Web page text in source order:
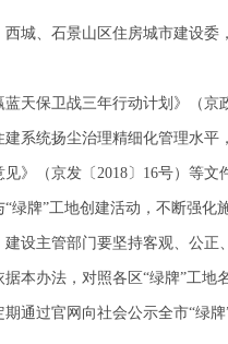
城、石景山区住房城市建设
保卫战三年行动计划》（京政
系统扬尘治理精细化管理水
》（京发〔2018〕16号）等
牌”工地创建活动，不断强化
主管部门要坚持客观、公正、
办法，对照各区“绿牌”工地
过官网向社会公示全市“绿牌